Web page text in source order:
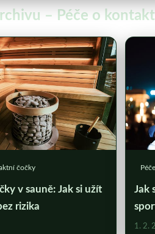
– Péče o
čočky
v sauně: Jak si užít
rizika
Jak
1. 2.